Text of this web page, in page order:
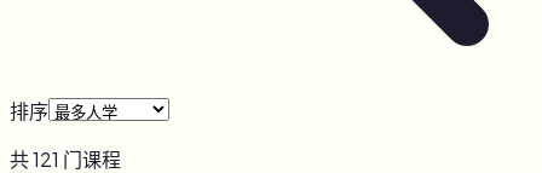
排序
共121 门课程